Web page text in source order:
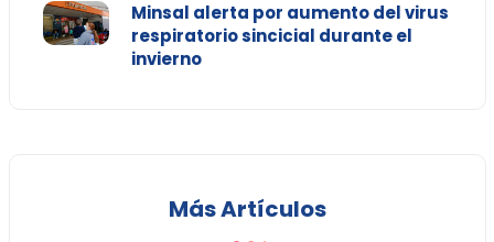
Minsal alerta por aumento del virus
respiratorio sincicial durante el
invierno
Más Artículos